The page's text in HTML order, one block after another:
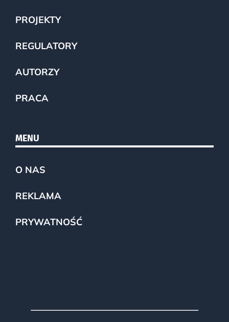
PROJEKTY
REGULATORY
AUTORZY
PRACA
MENU
O NAS
REKLAMA
PRYWATNOŚĆ